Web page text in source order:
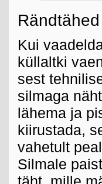
Rändtähed
Kui
küllaltki
sest
silmaga
lähema ja
kiirustada,
vahetult
Silmale